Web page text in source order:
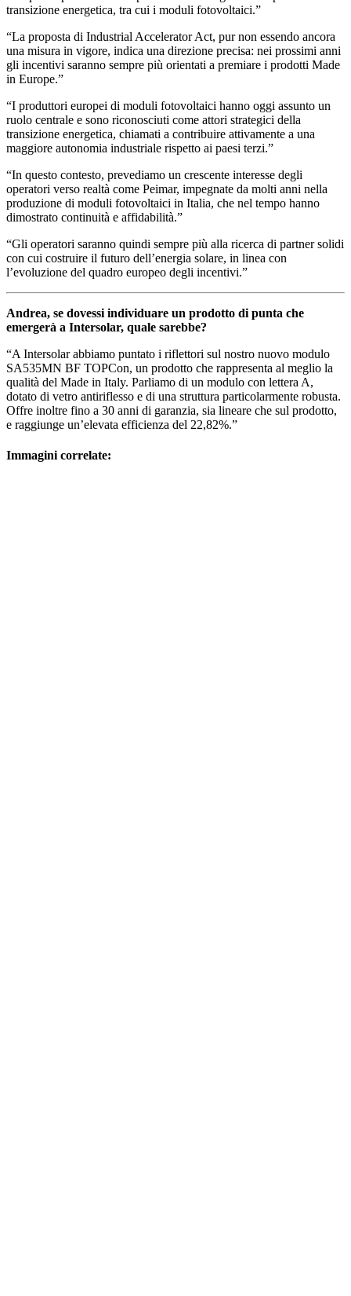
transizione energetica, tra cui i moduli fotovoltaici.”
“La proposta di Industrial Accelerator Act, pur non essendo ancora
una misura in vigore, indica una direzione precisa: nei prossimi anni
gli incentivi saranno sempre più orientati a premiare i prodotti Made
in Europe.”
“I produttori europei di moduli fotovoltaici hanno oggi assunto un
ruolo centrale e sono riconosciuti come attori strategici della
transizione energetica, chiamati a contribuire attivamente a una
maggiore autonomia industriale rispetto ai paesi terzi.”
“In questo contesto, prevediamo un crescente interesse degli
operatori verso realtà come Peimar, impegnate da molti anni nella
produzione di moduli fotovoltaici in Italia, che nel tempo hanno
dimostrato continuità e affidabilità.”
“Gli operatori saranno quindi sempre più alla ricerca di partner solidi
con cui costruire il futuro dell’energia solare, in linea con
l’evoluzione del quadro europeo degli incentivi.”
Andrea, se dovessi individuare un prodotto di punta che
emergerà a Intersolar, quale sarebbe?
“A Intersolar abbiamo puntato i riflettori sul nostro nuovo modulo
SA535MN BF TOPCon, un prodotto che rappresenta al meglio la
qualità del Made in Italy. Parliamo di un modulo con lettera A,
dotato di vetro antiriflesso e di una struttura particolarmente robusta.
Offre inoltre fino a 30 anni di garanzia, sia lineare che sul prodotto,
e raggiunge un’elevata efficienza del 22,82%.”
Immagini correlate: